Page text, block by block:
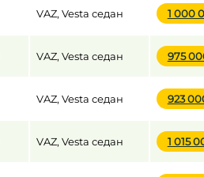
VAZ, Vesta седан 1 000
VAZ, Vesta седан 975
VAZ, Vesta седан 923
VAZ, Vesta седан 1 015